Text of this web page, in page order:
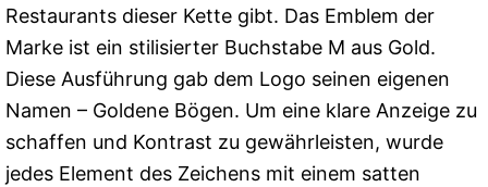
Restaurants dieser Kette gibt. Das Emblem der
Marke ist ein stilisierter Buchstabe M aus Gold.
Diese Ausführung gab dem Logo seinen eigenen
Namen – Goldene Bögen. Um eine klare Anzeige zu
schaffen und Kontrast zu gewährleisten, wurde
jedes Element des Zeichens mit einem satten